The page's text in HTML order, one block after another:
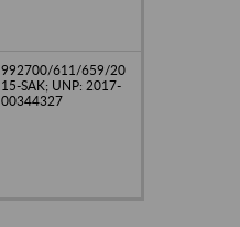
992700/611/659/20
15-SAK; UNP: 2017-
00344327